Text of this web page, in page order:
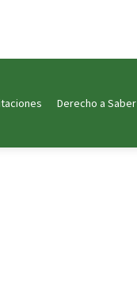
Derecho a Saber